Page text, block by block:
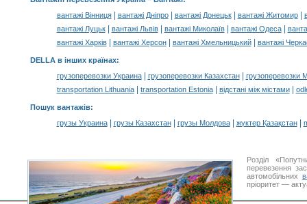
вантажі Вінниця| вантажі Дніпро| вантажі Донецьк| вантажі Житомир|
вантажі Луцьк| вантажі Львів| вантажі Миколаїв| вантажі Одеса|
вантажі Харків| вантажі Херсон| вантажі Хмельницький| вантажі
DELLA в інших країнах:
грузоперевозки Украина| грузоперевозки Казахстан|
грузоперевозки
transportation Lithuania| transportation Estonia| відстані між містами|
Пошук вантажів:
грузы Украина| грузы Казахстан| грузы Молдова| жүктер Қазақстан|
Розділ
перевезення
автомобільних
пріоритет —